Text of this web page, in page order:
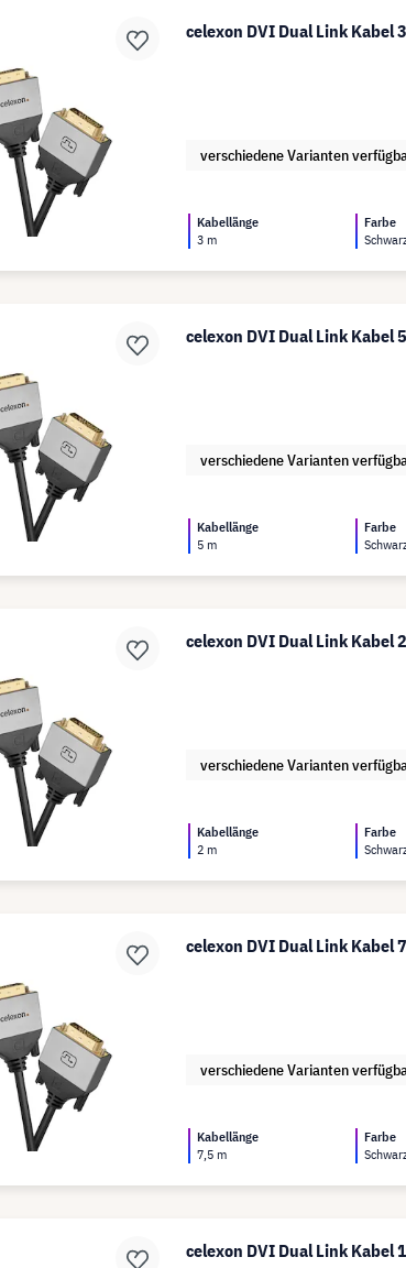
celexon DVI Dual Link Kabel
verschiedene Varianten
Kabellänge
3 m
Farbe
celexon DVI Dual Link Kabel
verschiedene Varianten
Kabellänge
5 m
Farbe
celexon DVI Dual Link Kabel
verschiedene Varianten
Kabellänge
2 m
Farbe
celexon DVI Dual Link Kabel
verschiedene Varianten
Kabellänge
7,5 m
Farbe
celexon DVI Dual Link Kabel